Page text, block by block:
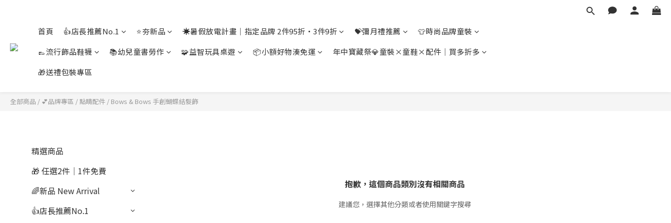
首頁 👍店長推薦No.1 ⭐夯新品 ☀️暑假放電計畫｜指定品牌 2件95折・3件9折 💝彌月禮推薦
👕時尚品牌童裝
👞流行飾品鞋襪
📚幼兒童書勞作 🧩益智玩具桌遊 📦小額好物湊免運
年中寶藏祭💎童裝×童鞋×配件｜買多折多
🎁送禮包裝專區
全部商品 / 💕品牌專區 / 點睛配件 / Bows & Bows 手創蝴蝶結髮飾
精選商品
🎁 任選2件｜1件免費
🌈新品 New Arrival
👍店長推薦No.1
抱歉，這個商品類別沒有相關商品
建議您，選擇其他分類或者使用關鍵字搜尋